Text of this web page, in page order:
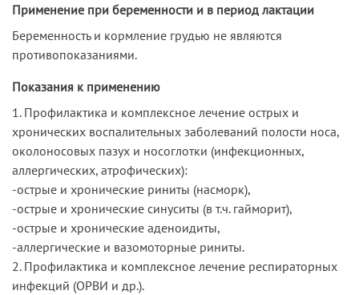
Применение при беременности и в период лактации
Беременность и кормление грудью не являются
противопоказаниями.
Показания к применению
1. Профилактика и комплексное лечение острых и
хронических воспалительных заболеваний полости носа,
околоносовых пазух и носоглотки (инфекционных,
аллергических, атрофических):
-острые и хронические риниты (насморк),
-острые и хронические синуситы (в т.ч. гайморит),
-острые и хронические аденоидиты,
-аллергические и вазомоторные риниты.
2. Профилактика и комплексное лечение респираторных
инфекций (ОРВИ и др.).